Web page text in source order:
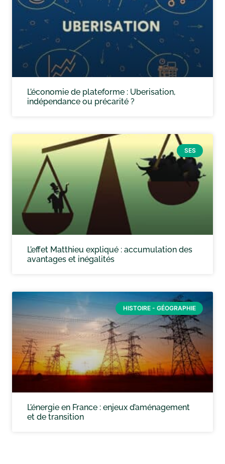
L’économie de plateforme : Uberisation,
indépendance ou précarité ?
SES
L’effet Matthieu expliqué : accumulation des
avantages et inégalités
HISTOIRE - GÉOGRAPHIE
L’énergie en France : enjeux d’aménagement
et de transition